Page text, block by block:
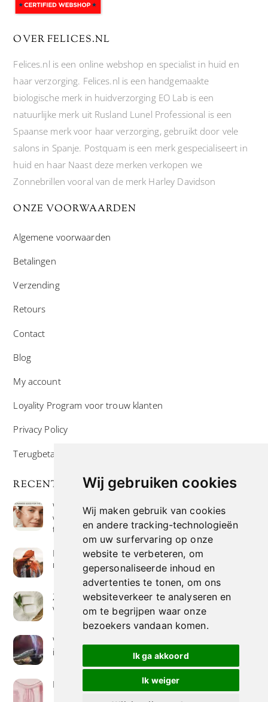
Wij gebruiken cookies
Wij maken gebruik van cookies
en andere tracking-technologieën
om uw surfervaring op onze
website te verbeteren, om
gepersonaliseerde inhoud en
advertenties te tonen, om ons
websiteverkeer te analyseren en
om te begrijpen waar onze
bezoekers vandaan komen.
Ik ga akkoord
Ik weiger
OVER FELICES.NL
Felices.nl is een online webshop en specialist in huid en
haar verzorging. Felices.nl is een handgemaakte
biologische merk in huidverzorging EO Lab is een
natuurlijke merk uit Rusland Lunel Professional is een
Spaanse merk voor haar verzorging, gebruikt door vele
salons in Spanje. Postquam is een merk gespecialiseert in
huid en haar Naast deze merken verkopen we
Zonnebrillen vooral van de merk Harley Davidson
ONZE VOORWAARDEN
Algemene voorwaarden
Betalingen
Verzending
Retours
Contact
Blog
My account
Loyality Program voor trouw klanten
Privacy Policy
Terugbetaal- en retourneringsbeleid
RECENTE POSTS
Wat is niacinamide? Voordelen, toepassingen en
waarom het overal in huidverzorgingsproducten
te vinden is
Hoe verf je haar op de meest natuurlijke manier
met henna kleuring
Zeep met een hoog vetgehalte: mythe of
werkelijkheid?
Wierook betekenis geven : geurende avonturen
in je huis
Het belang van collageen voor de huid